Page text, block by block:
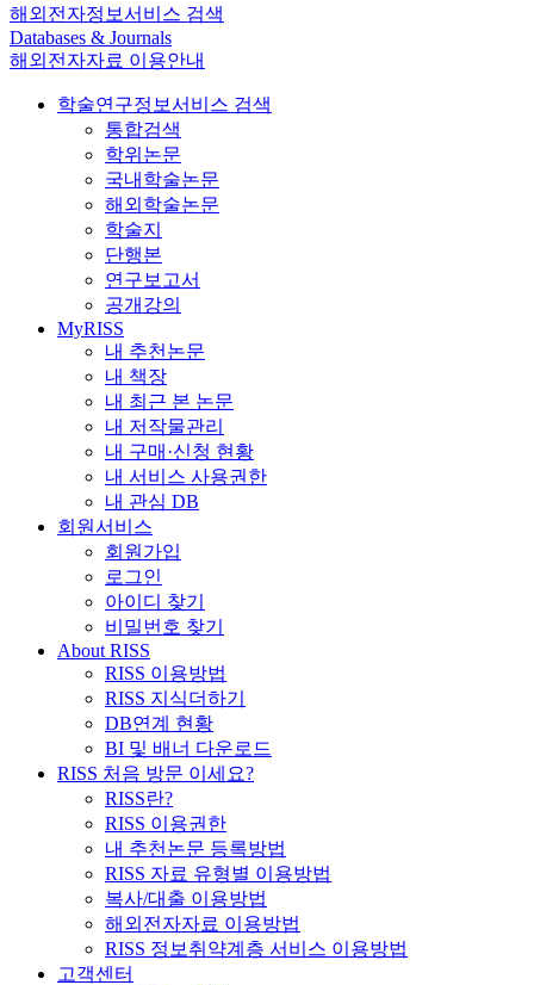
해외전자정보서비스 검색
Databases & Journals
해외전자자료 이용안내
학술연구정보서비스 검색
통합검색
학위논문
국내학술논문
해외학술논문
학술지
단행본
연구보고서
공개강의
MyRISS
내 추천논문
내 책장
내 최근 본 논문
내 저작물관리
내 구매·신청 현황
내 서비스 사용권한
내 관심 DB
회원서비스
회원가입
로그인
아이디 찾기
비밀번호 찾기
About RISS
RISS 이용방법
RISS 지식더하기
DB연계 현황
BI 및 배너 다운로드
RISS 처음 방문 이세요?
RISS란?
RISS 이용권한
내 추천논문 등록방법
RISS 자료 유형별 이용방법
복사/대출 이용방법
해외전자자료 이용방법
RISS 정보취약계층 서비스 이용방법
고객센터